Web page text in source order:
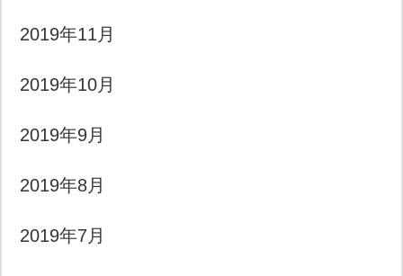
2019年11月
2019年10月
2019年9月
2019年8月
2019年7月